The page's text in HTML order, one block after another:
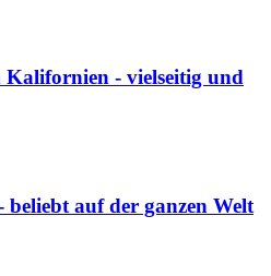
Kalifornien - vielseitig und
auf der ganzen Welt